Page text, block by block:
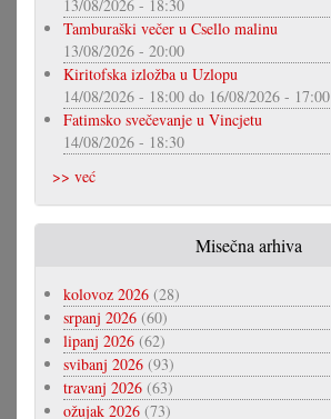
13/08/2026 - 18:30
Tamburaški večer u Csello malinu
13/08/2026 - 20:00
Kiritofska izložba u Uzlopu
14/08/2026 - 18:00 do 16/08/2026 - 17:00
Fatimsko svečevanje u Vincjetu
14/08/2026 - 18:30
>> već
Misečna arhiva
kolovoz 2026 (28)
srpanj 2026 (60)
lipanj 2026 (62)
svibanj 2026 (93)
travanj 2026 (63)
ožujak 2026 (73)